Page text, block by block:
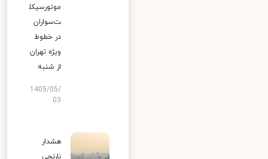
موتورسیکل
ت‌سواران
در خطوط
ویژه تهران
از شنبه
1405/05/
03
هشدار
نارنجی